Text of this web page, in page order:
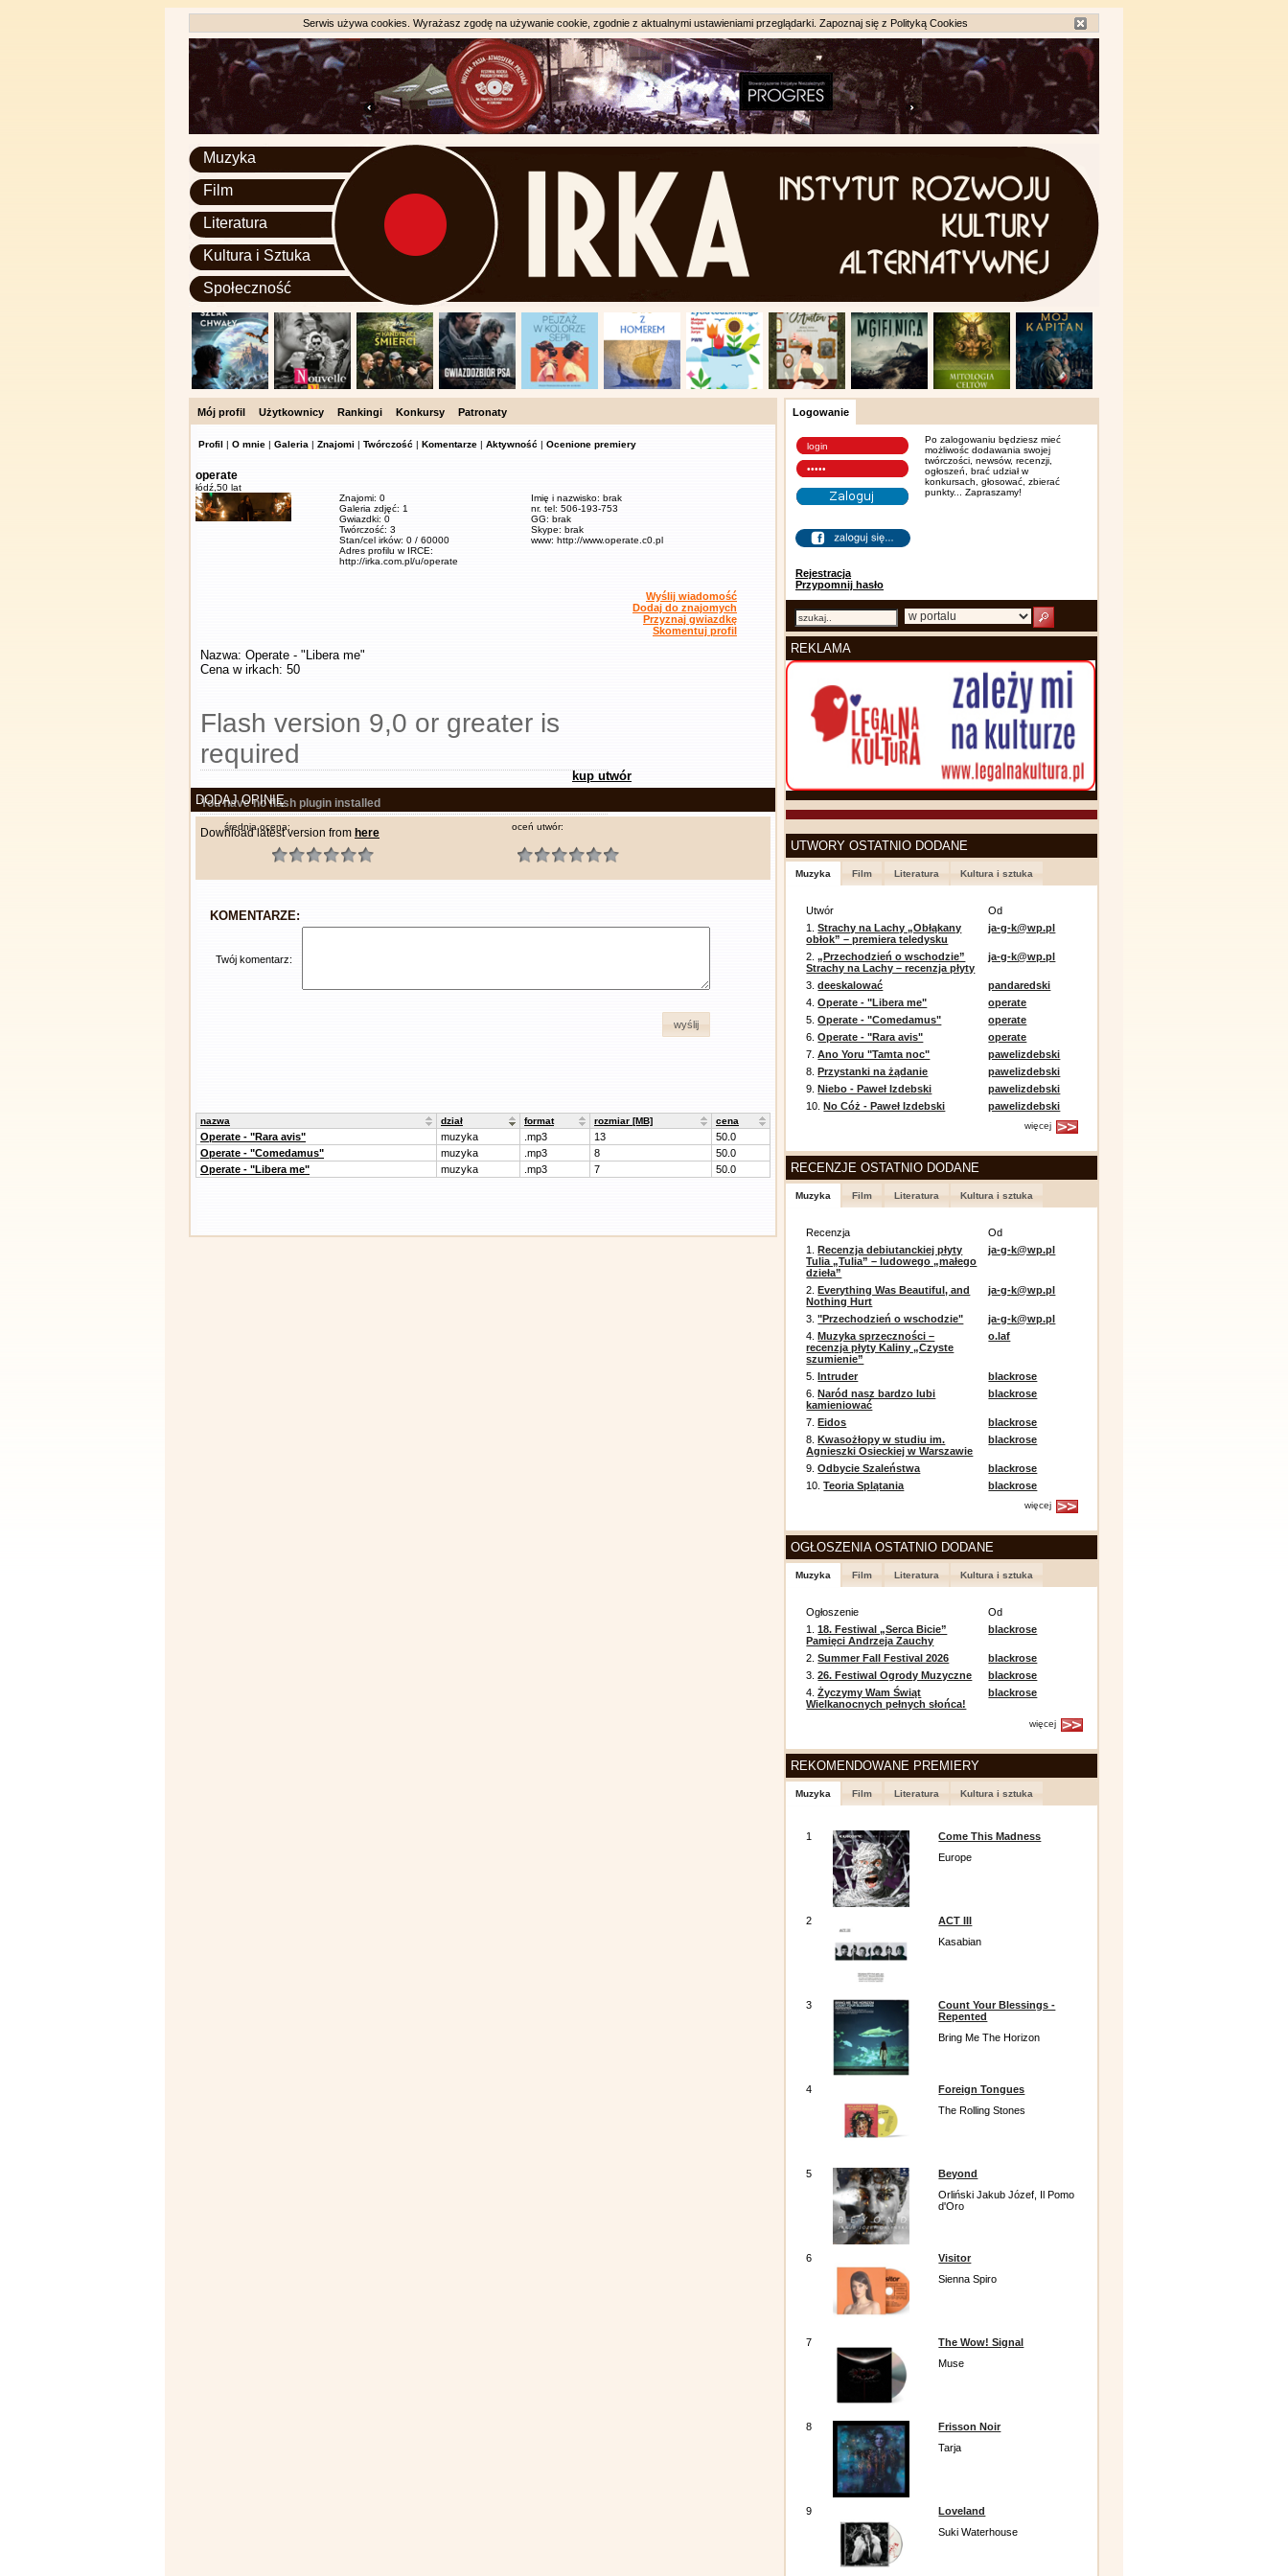
Serwis używa cookies. Wyrażasz zgodę na używanie cookie, zgodnie z aktualnymi ustawieniami przeglądarki. Zapoznaj się z Polityką Cookies
Muzyka
Film
Literatura
Kultura i Sztuka
Społeczność
Mój profil Użytkownicy Rankingi Konkursy Patronaty
Profil | O mnie | Galeria | Znajomi | Twórczość | Komentarze | Aktywność | Ocenione premiery
operate
łódź, 50 lat
Znajomi: 0
Galeria zdjęć: 1
Gwiazdki: 0
Twórczość: 3
Stan/cel irków: 0 / 60000
Adres profilu w IRCE:
http://irka.com.pl/u/operate
Imię i nazwisko: brak
nr. tel: 506-193-753
GG: brak
Skype: brak
www: http://www.operate.c0.pl
Wyślij wiadomość
Dodaj do znajomych
Przyznaj gwiazdkę
Skomentuj profil
Nazwa: Operate - "Libera me"
Cena w irkach: 50
Flash version 9,0 or greater is
required
You have no flash plugin installed
Download latest version from here
kup utwór
DODAJ OPINIĘ
średnia ocena: oceń utwór:
KOMENTARZE:
Twój komentarz:
wyślij
nazwa dział format rozmiar [MB] cena
Operate - "Rara avis" muzyka .mp3 13
50.0
Operate - "Comedamus"
muzyka .mp3 8
50.0
Operate - "Libera me"
muzyka .mp3 7 50.0
Logowanie
Rejestracja
Przypomnij hasło
Po zalogowaniu będziesz mieć
możliwośc dodawania swojej
twórczości, newsów, recenzji,
ogłoszeń, brać udział w
konkursach, głosować, zbierać
punkty... Zapraszamy!
REKLAMA
UTWORY OSTATNIO DODANE
Muzyka Film Literatura Kultura i sztuka
Utwór
Od
1.Strachy na Lachy „Obłąkany
obłok” – premiera teledysku
ja-g-k@wp.pl
2.„Przechodzień o wschodzie”
Strachy na Lachy – recenzja płyty
ja-g-k@wp.pl
3.deeskalować
pandaredski
4.Operate - "Libera me"
operate
5.Operate - "Comedamus"
operate
6.Operate - "Rara avis"
operate
7.Ano Yoru "Tamta noc"
pawelizdebski
8.Przystanki na żądanie
pawelizdebski
9.Niebo - Paweł Izdebski
pawelizdebski
10.No Cóż - Paweł Izdebski pawelizdebski
więcej
RECENZJE OSTATNIO DODANE
Muzyka Film Literatura Kultura i sztuka
Recenzja
Od
1.Recenzja debiutanckiej płyty
Tulia „Tulia” – ludowego „małego
dzieła”
ja-g-k@wp.pl
2.Everything Was Beautiful, and
Nothing Hurt
ja-g-k@wp.pl
3."Przechodzień o wschodzie"
ja-g-k@wp.pl
4.Muzyka sprzeczności –
recenzja płyty Kaliny „Czyste
szumienie”
o.laf
5.Intruder
blackrose
6.Naród nasz bardzo lubi
kamieniować
blackrose
7.Eidos
blackrose
8.Kwasożłopy w studiu im.
Agnieszki Osieckiej w Warszawie
blackrose
9.Odbycie Szaleństwa
blackrose
10.Teoria Splątania blackrose
więcej
OGŁOSZENIA OSTATNIO DODANE
Muzyka Film Literatura Kultura i sztuka
Ogłoszenie
Od
1.18. Festiwal „Serca Bicie”
Pamięci Andrzeja Zauchy
blackrose
2.Summer Fall Festival 2026
blackrose
3.26. Festiwal Ogrody Muzyczne
blackrose
4.Życzymy Wam Świąt
Wielkanocnych pełnych słońca!
blackrose
więcej
REKOMENDOWANE PREMIERY
Muzyka Film Literatura Kultura i sztuka
1
Come This Madness
Europe
2
ACT III
Kasabian
3
Count Your Blessings -
Repented
Bring Me The Horizon
4
Foreign Tongues
The Rolling Stones
5
Beyond
Orliński Jakub Józef, Il Pomo
d'Oro
6
Visitor
Sienna Spiro
7
The Wow! Signal
Muse
8
Frisson Noir
Tarja
9
Loveland
Suki Waterhouse